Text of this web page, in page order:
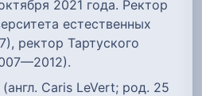
2021 года. Ректор
естественных
ректор Тартуского
Caris LeVert; род. 25